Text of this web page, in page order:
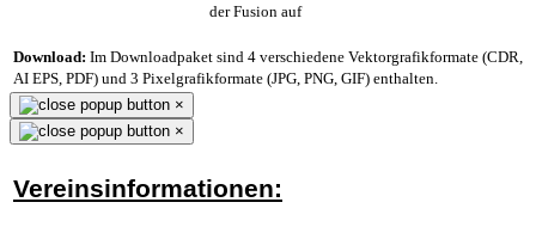
der Fusion auf
Download: Im Downloadpaket sind 4 verschiedene Vektorgrafikformate (CDR,
AI EPS, PDF) und 3 Pixelgrafikformate (JPG, PNG, GIF) enthalten.
×
×
Vereinsinformationen: